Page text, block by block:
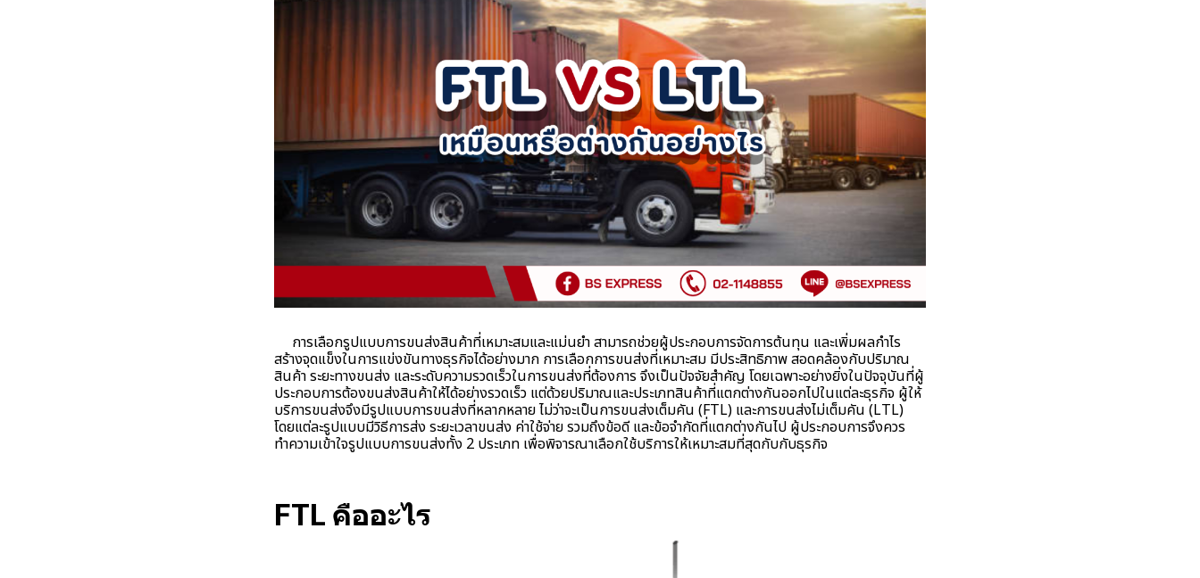
การเลือกรูปแบบการขนส่งสินค้าที่เหมาะสมและแม่นยำ สามารถช่วยผู้ประกอบการจัดการต้นทุน และเพิ่มผลกำไร
สร้างจุดแข็งในการแข่งขันทางธุรกิจได้อย่างมาก การเลือกการขนส่งที่เหมาะสม มีประสิทธิภาพ สอดคล้องกับปริมาณ
สินค้า ระยะทางขนส่ง และระดับความรวดเร็วในการขนส่งที่ต้องการ จึงเป็นปัจจัยสำคัญ โดยเฉพาะอย่างยิ่งในปัจจุบันที่ผู้
ประกอบการต้องขนส่งสินค้าให้ได้อย่างรวดเร็ว แต่ด้วยปริมาณและประเภทสินค้าที่แตกต่างกันออกไปในแต่ละธุรกิจ ผู้ให้
บริการขนส่งจึงมีรูปแบบการขนส่งที่หลากหลาย ไม่ว่าจะเป็นการขนส่งเต็มคัน (FTL) และการขนส่งไม่เต็มคัน (LTL)
โดยแต่ละรูปแบบมีวิธีการส่ง ระยะเวลาขนส่ง ค่าใช้จ่าย รวมถึงข้อดี และข้อจำกัดที่แตกต่างกันไป ผู้ประกอบการจึงควร
ทำความเข้าใจรูปแบบการขนส่งทั้ง 2 ประเภท เพื่อพิจารณาเลือกใช้บริการให้เหมาะสมที่สุดกับกับธุรกิจ
FTL คืออะไร